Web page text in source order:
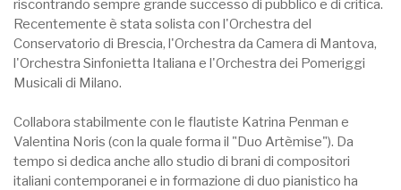
riscontrando sempre grande successo di pubblico e di critica.
Recentemente è stata solista con l'Orchestra del
Conservatorio di Brescia, l'Orchestra da Camera di Mantova,
l'Orchestra Sinfonietta Italiana e l'Orchestra dei Pomeriggi
Musicali di Milano.
Collabora stabilmente con le flautiste Katrina Penman e
Valentina Noris (con la quale forma il "Duo Artèmise"). Da
tempo si dedica anche allo studio di brani di compositori
italiani contemporanei e in formazione di duo pianistico ha